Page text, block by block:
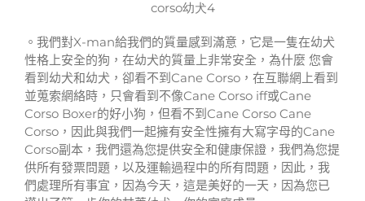
corso幼犬4
。我們對X-man給我們的質量感到滿意，它是一隻在幼犬
性格上安全的狗，在幼犬的質量上非常安全，為什麼 您會
看到幼犬和幼犬，卻看不到Cane Corso，在互聯網上看到
並蒐索網絡時，只會看到不像Cane Corso iff或Cane
Corso Boxer的好小狗，但看不到Cane Corso Cane
Corso，因此與我們一起擁有安全性擁有大寫字母的Cane
Corso副本，我們還為您提供安全和健康保證，我們為您提
供所有發票問題，以及運輸過程中的所有問題，因此，我
們處理所有事宜，因為今天，這是美好的一天，因為您已